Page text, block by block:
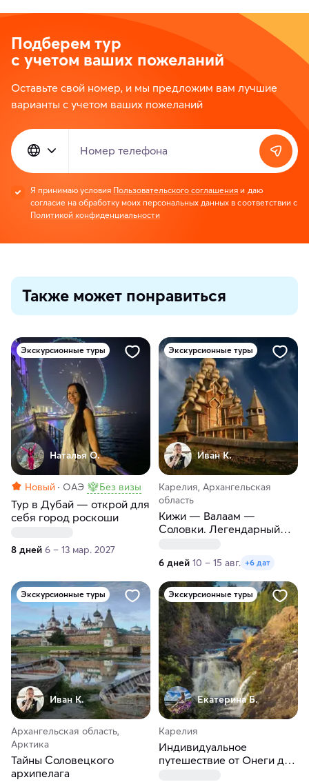
Подберем тур
с учетом ваших пожеланий
Оставьте свой номер, и мы предложим вам лучшие
варианты с учетом ваших пожеланий
Номер телефона
Я принимаю условия Пользовательского соглашения и даю
согласие на обработку моих персональных данных в соответствии с
Политикой конфиденциальности
Также может понравиться
Экскурсионные туры
Наталья О.
Новый ОАЭ Без визы
Тур в Дубай — открой для
себя город роскоши
8 дней 6 – 13 мар. 2027
Экскурсионные туры
Иван К.
Карелия, Архангельская
область
Кижи — Валаам —
Соловки. Легендарный
6 дней 10 – 15 авг. +6 дат
Экскурсионные туры
Иван К.
Архангельская область,
Арктика
Тайны Соловецкого
архипелага
Экскурсионные туры
Екатерина Б.
Карелия
Индивидуальное
путешествие от Онеги до